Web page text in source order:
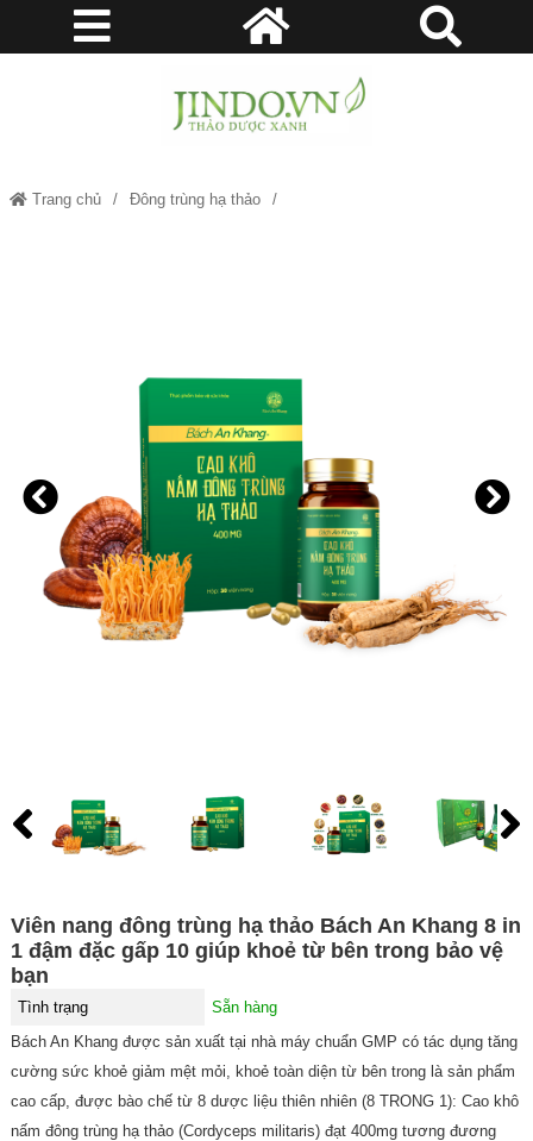
Trang chủ Đông trùng hạ thảo
khoẻ từ bên trong bảo vệ bạn
Viên nang đông trùng hạ thảo Bách An Khang 8 in
1 đậm đặc gấp 10 giúp khoẻ từ bên trong bảo vệ
bạn
Tình trạng
Sẵn hàng
Bách An Khang được sản xuất tại nhà máy chuẩn GMP có tác dụng tăng
cường sức khoẻ giảm mệt mỏi, khoẻ toàn diện từ bên trong là sản phẩm
cao cấp, được bào chế từ 8 dược liệu thiên nhiên (8 TRONG 1): Cao khô
nấm đông trùng hạ thảo (Cordyceps militaris) đạt 400mg tương đương